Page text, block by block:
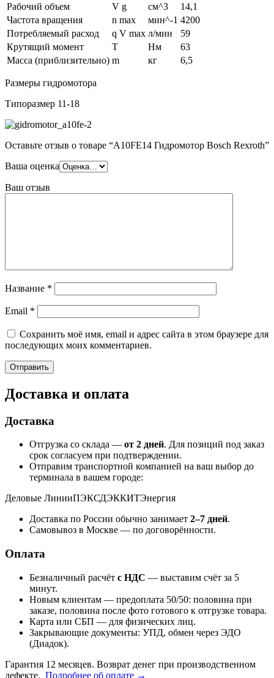
Рабочий объем
V g см^3
14,1
Частота вращения
n max мин^-1 4200
Потребляемый расход
q V max л/мин
59
Крутящий момент
T Нм
63
Масса (приблизительно) m кг 6,5
Размеры гидромотора
Типоразмер 11-18
Оставьте отзыв о товаре “A10FE14 Гидромотор Bosch Rexroth”
Ваша оценка
Ваш отзыв
Название *
Email *
Сохранить моё имя, email и адрес сайта в этом браузере для
последующих моих комментариев.
Доставка и оплата
Доставка
Отгрузка со склада — от 2 дней. Для позиций под заказ
срок согласуем при подтверждении.
Отправим транспортной компанией на ваш выбор до
терминала в вашем городе:
Деловые ЛинииПЭКСДЭККИТЭнергия
Доставка по России обычно занимает 2–7 дней.
Самовывоз в Москве — по договорённости.
Оплата
Безналичный расчёт с НДС — выставим счёт за 5
минут.
Новым клиентам — предоплата 50/50: половина при
заказе, половина после фото готового к отгрузке товара.
Карта или СБП — для физических лиц.
Закрывающие документы: УПД, обмен через ЭДО
(Диадок).
Гарантия 12 месяцев. Возврат денег при производственном
дефекте. Подробнее об оплате →